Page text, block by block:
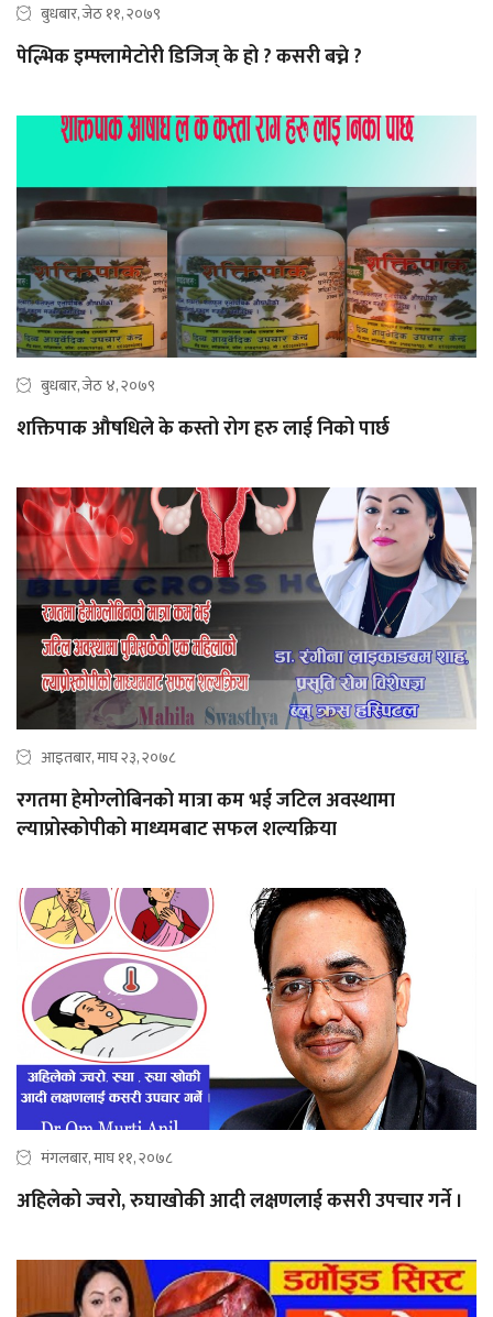
बुधबार, जेठ ११, २०७९
पेल्भिक इम्फ्लामेटोरी डिजिज् के हो ? कसरी बच्ने ?
बुधबार, जेठ ४, २०७९
शक्तिपाक औषधिले के कस्तो रोग हरु लाई निको पार्छ
आइतबार, माघ २३, २०७८
रगतमा हेमोग्लोबिनको मात्रा कम भई जटिल अवस्थामा
ल्याप्रोस्कोपीको माध्यमबाट सफल शल्यक्रिया
मंगलबार, माघ ११, २०७८
अहिलेको ज्वरो, रुघाखोकी आदी लक्षणलाई कसरी उपचार गर्ने ।